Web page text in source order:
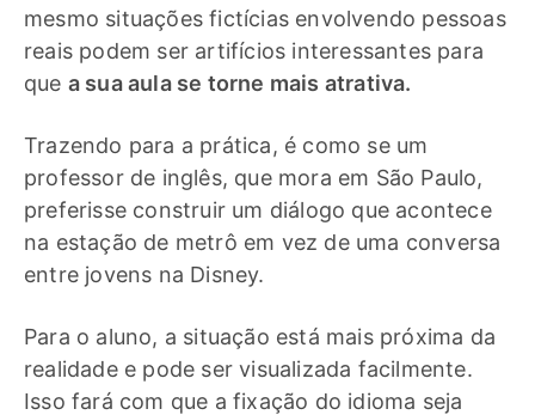
mesmo situações fictícias envolvendo pessoas
reais podem ser artifícios interessantes para
que a sua aula se torne mais atrativa.
Trazendo para a prática, é como se um
professor de inglês, que mora em São Paulo,
preferisse construir um diálogo que acontece
na estação de metrô em vez de uma conversa
entre jovens na Disney.
Para o aluno, a situação está mais próxima da
realidade e pode ser visualizada facilmente.
Isso fará com que a fixação do idioma seja